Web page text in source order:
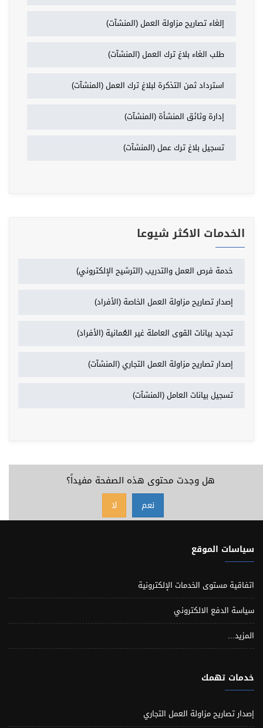
إلغاء تصاريح مزاولة العمل (المنشآت)
طلب الغاء بلاغ ترك العمل (المنشآت)
استرداد ثمن التذكرة لبلاغ ترك العمل (المنشآت)
إدارة وثائق المنشأة (المنشآت)
تسجيل بلاغ ترك عمل (المنشآت)
الخدمات الاكثر شيوعا
خدمة فرص العمل والتدريب (الترشيح الإلكتروني)
إصدار تصاريح مزاولة العمل الخاصة (الأفراد)
تجديد بيانات القوى العاملة غير العُمانية (الأفراد)
إصدار تصاريح مزاولة العمل التجاري (المنشآت)
تسجيل بيانات العامل (المنشآت)
هل وجدت محتوى هذه الصفحة مفيداً؟
نعم لا
سياسات الموقع
اتفاقية مستوى الخدمات الإلكترونية
سياسة الدفع الالكتروني
المزيد...
خدمات تهمك
إصدار تصاريح مزاولة العمل التجاري